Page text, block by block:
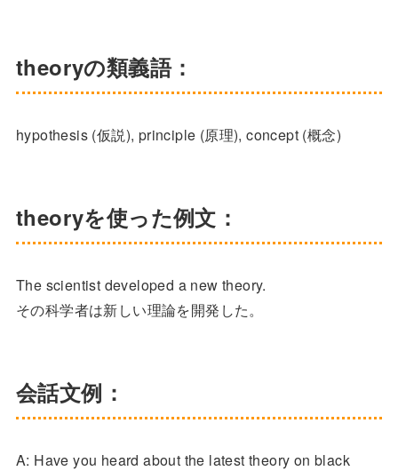
theoryの類義語：
hypothesis (仮説), principle (原理), concept (概念)
theoryを使った例文：
The scientist developed a new theory.
その科学者は新しい理論を開発した。
会話文例：
A: Have you heard about the latest theory on black